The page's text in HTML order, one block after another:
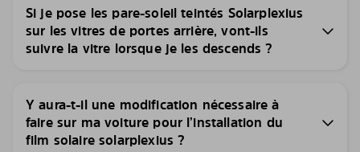
Si je pose les pare-soleil teintés Solarplexius
sur les vitres de portes arrière, vont-ils
suivre la vitre lorsque je les descends ?
Y aura-t-il une modification nécessaire à
faire sur ma voiture pour l’installation du
film solaire solarplexius ?